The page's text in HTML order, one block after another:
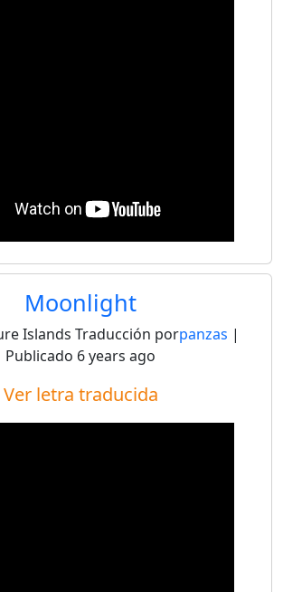
Moonlight
Islands Traducción porpanzas |
Publicado 6 years ago
Ver letra traducida